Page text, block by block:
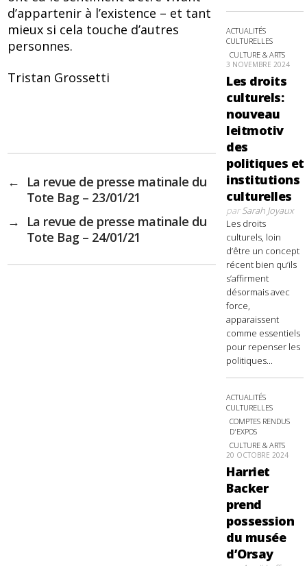
d’appartenir à l’existence – et tant
mieux si cela touche d’autres
personnes.
Tristan Grossetti
←
La revue de presse matinale du
Tote Bag – 23/01/21
→
La revue de presse matinale du
Tote Bag – 24/01/21
ACTUALITÉS
CULTURELLES
CULTURE & ARTS
3 NOVEMBRE 2024
Les droits
culturels:
nouveau
leitmotiv
des
politiques et
institutions
culturelles
parSarah Joyaux
Les droits
culturels, loin
d’être un concept
récent bien qu’ils
s’affirment
désormais avec
force,
apparaissent
comme essentiels
pour repenser les
politiques...
ACTUALITÉS
CULTURELLES
COMPTES RENDUS
D'EXPOS
CULTURE & ARTS
20 OCTOBRE 2024
Harriet
Backer
prend
possession
du musée
d’Orsay